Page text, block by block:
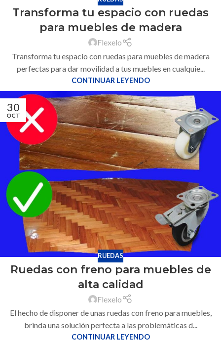
Transforma tu espacio con ruedas
para muebles de madera
Flexelo
Transforma tu espacio con ruedas para muebles de madera
perfectas para dar movilidad a tus muebles en cualquie...
CONTINUAR LEYENDO
30
OCT
RUEDAS
Ruedas con freno para muebles de
alta calidad
Flexelo
El hecho de disponer de unas ruedas con freno para muebles,
brinda una solución perfecta a las problemáticas d...
CONTINUAR LEYENDO